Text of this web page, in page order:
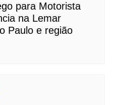
para Motorista
na Lemar
Paulo e região